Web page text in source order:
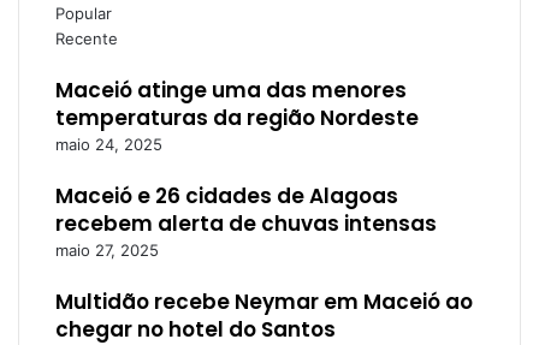
Popular
Recente
Maceió atinge uma das menores
temperaturas da região Nordeste
maio 24, 2025
Maceió e 26 cidades de Alagoas
recebem alerta de chuvas intensas
maio 27, 2025
Multidão recebe Neymar em Maceió ao
chegar no hotel do Santos